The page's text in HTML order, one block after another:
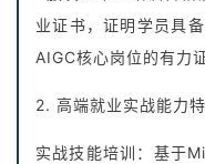
业证书，证明学员具
AIGC核心岗位的有力
2. 高端就业实战能力
实战技能培训：基于